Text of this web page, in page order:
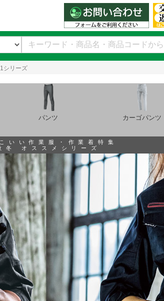
シリーズ
パンツ カーゴパンツ
いい作業服・作業着特集
冬 オススメシリーズ